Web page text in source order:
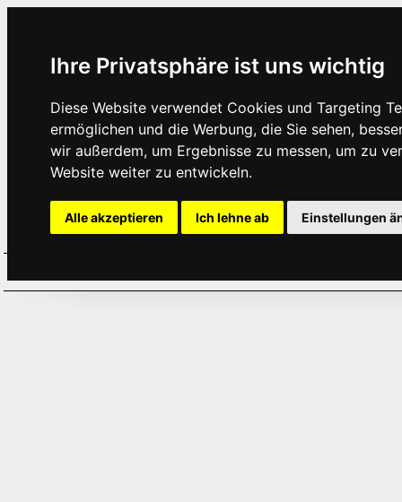
Ihre Privatsphäre ist uns wichtig
Diese Website verwendet Cookies und Targeting
ermöglichen und die Werbung, die Sie sehen,
wir außerdem, um Ergebnisse zu messen, um zu
Website weiter zu entwickeln.
Alle akzeptieren Ich lehne ab Einstellungen